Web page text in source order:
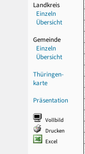
Landkreis
Einzeln
Übersicht
Gemeinde
Einzeln
Übersicht
Thüringen-
karte
Präsentation
Vollbild
Drucken
Excel